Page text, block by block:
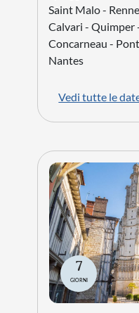
Saint Malo -
Calvari - Quimper
Concarneau -
Nantes
Vedi tutte le
7
GIORNI